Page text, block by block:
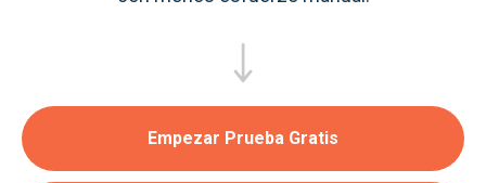
Empezar Prueba Gratis